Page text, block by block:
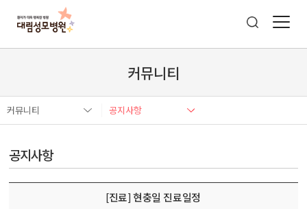
커뮤니티
커뮤니티 공지사항
공지사항
[진료] 현충일 진료일정